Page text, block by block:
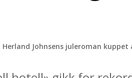
Herland Johnsens juleroman